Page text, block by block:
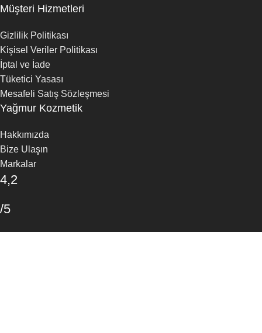
Müşteri Hizmetleri
Gizlilik Politikası
Kişisel Veriler Politikası
İptal ve İade
Tüketici Yasası
Mesafeli Satış Sözleşmesi
Yağmur Kozmetik
Hakkımızda
Bize Ulaşın
Markalar
4,2
/5